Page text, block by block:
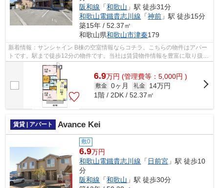
阪和線 「和歌山 」駅 徒歩31分
和歌山電鐵貴志川線 「神前 」駅 徒歩15分
築15年 / 52.37㎡
和歌山県和歌山市津秦179
新着情報：サンシャイン B棟の空室情報ならコチラ。こちらの物件はアパー
トです。駅まで徒歩12分の物件です。当社は賃貸物件情報を豊富に取り扱っ
ています。お客様のこだわりに合わせ...
6.9万円 (管理費等：5,000円 )
敷金 0ヶ月 礼金
14万円
1階 / 2DK / 52.37㎡
賃貸 | アパート Avance Kei
敷0
6.9万円
和歌山電鐵貴志川線 「 日前宮 」駅 徒歩10
分
阪和線 「和歌山 」駅 徒歩30分